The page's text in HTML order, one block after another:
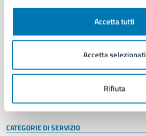
Accetta tutti
Accetta selezionati
Rifiuta
Organi di governo
Enti e fondazioni
Personale amministrativo
Intranet, posta aziendale e protocollo
CATEGORIE DI SERVIZIO